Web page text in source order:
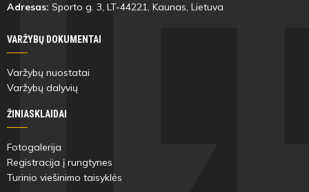
Adresas: Sporto g. 3, LT-44221, Kaunas, Lietuva
VARŽYBŲ DOKUMENTAI
Varžybų nuostatai
Varžybų dalyvių
ŽINIASKLAIDAI
Fotogalerija
Registracija į rungtynes
Turinio viešinimo taisyklės